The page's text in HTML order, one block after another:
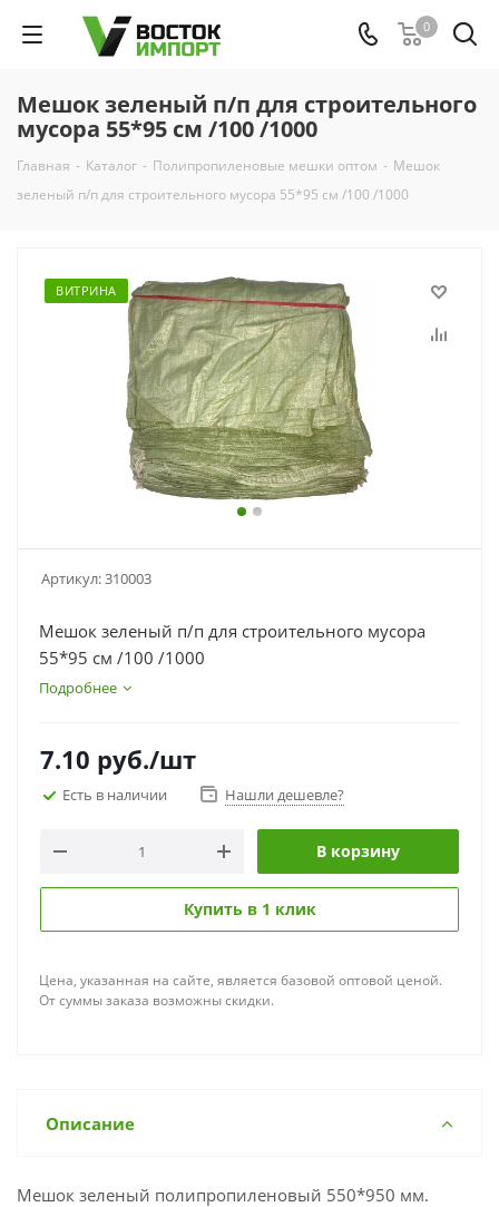
0
Мешок зеленый п/п для строительного
мусора 55*95 см /100 /1000
Главная - Каталог - Полипропиленовые мешки оптом - Мешок
зеленый п/п для строительного мусора 55*95 см /100 /1000
ВИТРИНА
Артикул:310003
Мешок зеленый п/п для строительного мусора
55*95 см /100 /1000
Подробнее
7.10 руб./шт
Есть в наличии Нашли дешевле?
В корзину
Купить в 1 клик
Цена, указанная на сайте, является базовой оптовой ценой.
От суммы заказа возможны скидки.
Описание
Мешок зеленый полипропиленовый 550*950 мм.